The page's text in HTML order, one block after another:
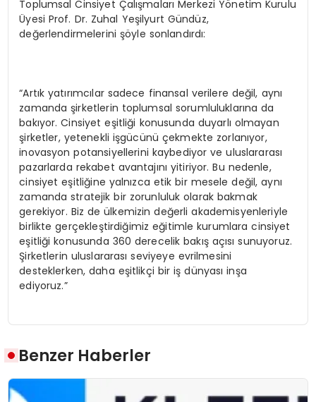
Toplumsal Cinsiyet Çalışmaları Merkezi Yönetim Kurulu
Üyesi Prof. Dr. Zuhal Yeşilyurt Gündüz,
değerlendirmelerini şöyle sonlandırdı:
“Artık yatırımcılar sadece finansal verilere değil, aynı
zamanda şirketlerin toplumsal sorumluluklarına da
bakıyor. Cinsiyet eşitliği konusunda duyarlı olmayan
şirketler, yetenekli işgücünü çekmekte zorlanıyor,
inovasyon potansiyellerini kaybediyor ve uluslararası
pazarlarda rekabet avantajını yitiriyor. Bu nedenle,
cinsiyet eşitliğine yalnızca etik bir mesele değil, aynı
zamanda stratejik bir zorunluluk olarak bakmak
gerekiyor. Biz de ülkemizin değerli akademisyenleriyle
birlikte gerçekleştirdiğimiz eğitimle kurumlara cinsiyet
eşitliği konusunda 360 derecelik bakış açısı sunuyoruz.
Şirketlerin uluslararası seviyeye evrilmesini
desteklerken, daha eşitlikçi bir iş dünyası inşa
ediyoruz.”
Benzer Haberler